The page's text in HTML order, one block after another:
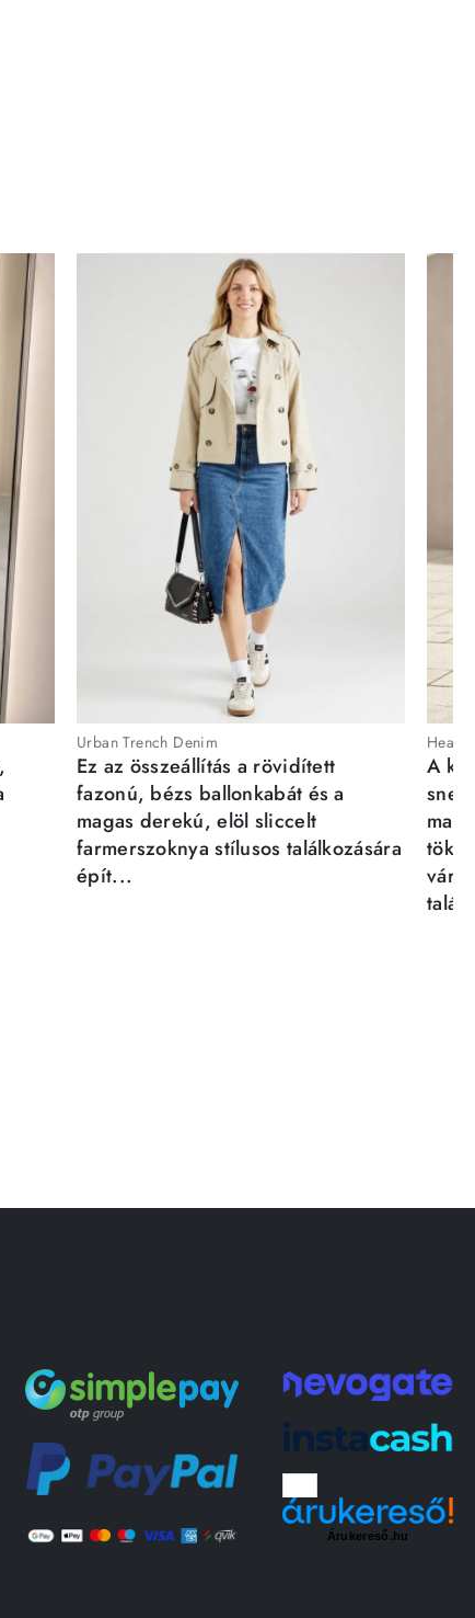
Urban Trench Denim
Ez az összeállítás a rövidített
fazonú, bézs ballonkabát és a
magas derekú, elöl sliccelt
farmerszoknya stílusos találkozására
épít...
A
Árukereső.hu